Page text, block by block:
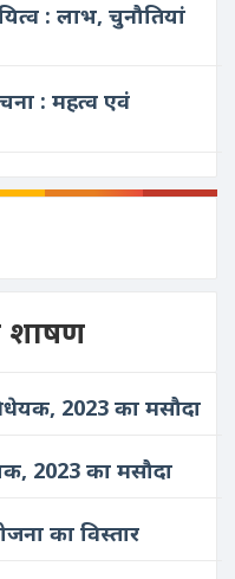
: लाभ, चुनौतियां
: महत्व एवं
शाषण
2023 का मसौदा
2023 का मसौदा
का विस्तार